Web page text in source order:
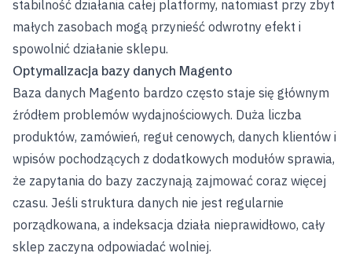
stabilność działania całej platformy, natomiast przy zbyt
małych zasobach mogą przynieść odwrotny efekt i
spowolnić działanie sklepu.
Optymalizacja bazy danych Magento
Baza danych Magento bardzo często staje się głównym
źródłem problemów wydajnościowych. Duża liczba
produktów, zamówień, reguł cenowych, danych klientów i
wpisów pochodzących z dodatkowych modułów sprawia,
że zapytania do bazy zaczynają zajmować coraz więcej
czasu. Jeśli struktura danych nie jest regularnie
porządkowana, a indeksacja działa nieprawidłowo, cały
sklep zaczyna odpowiadać wolniej.